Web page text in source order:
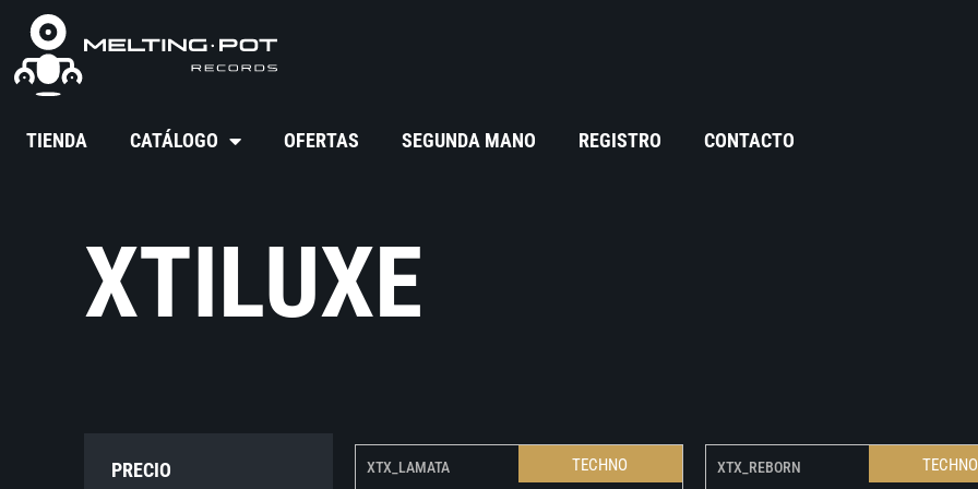
TIENDA CATÁLOGO OFERTAS SEGUNDA MANO REGISTRO CONTACTO
XTILUXE
PRECIO XTX_LAMATA TECHNO XTX_REBORN TECHNO